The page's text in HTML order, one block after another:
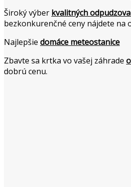
Široký výber kvalitných
bezkonkurenčné ceny nájdete na
Najlepšie domáce meteostanice
Zbavte sa krtka vo vašej záhrade
dobrú cenu.